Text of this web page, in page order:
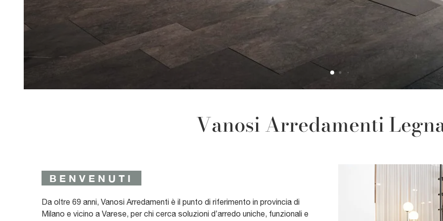
Vanosi Arredamenti
BENVENUTI
Da oltre 69 anni, Vanosi Arredamenti è il punto di riferimento in provincia di
Milano e vicino a Varese, per chi cerca soluzioni d’arredo uniche, funzionali e